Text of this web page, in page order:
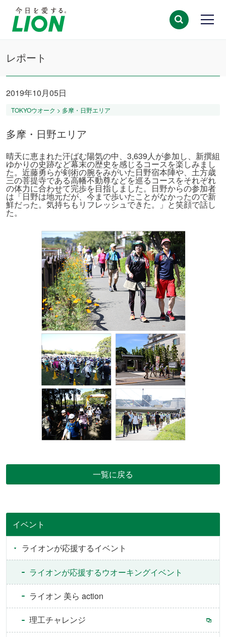
レポート
2019年10月05日
TOKYOウオーク > 多摩・日野エリア
多摩・日野エリア
晴天に恵まれた汗ばむ陽気の中、3,639人が参加し、新撰組
ゆかりの史跡など幕末の歴史を感じるコースを楽しみまし
た。近藤勇らが剣術の腕をみがいた日野宿本陣や、土方歳
三の菩提寺である高幡不動尊などを巡るコースをそれぞれ
の体力に合わせて完歩を目指しました。日野からの参加者
は「日野は地元だが、今まで歩いたことがなかったので新
鮮だった。気持ちもリフレッシュできた。」と笑顔で話し
た。
一覧に戻る
イベント
ライオンが応援するイベント
ライオンが応援するウオーキングイベント
ライオン 美ら action
理工チャレンジ